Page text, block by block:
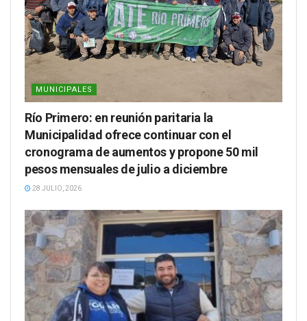
MUNICIPALES
Río Primero: en reunión paritaria la
Municipalidad ofrece continuar con el
cronograma de aumentos y propone 50 mil
pesos mensuales de julio a diciembre
28 JULIO, 2026